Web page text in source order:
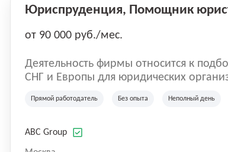
Юриспруденция, Помощник
от 90 000 руб./мес.
Деятельность фирмы относится к
СНГ и Европы для юридических
Прямой работодатель Без опыта Неполный день
ABC Group